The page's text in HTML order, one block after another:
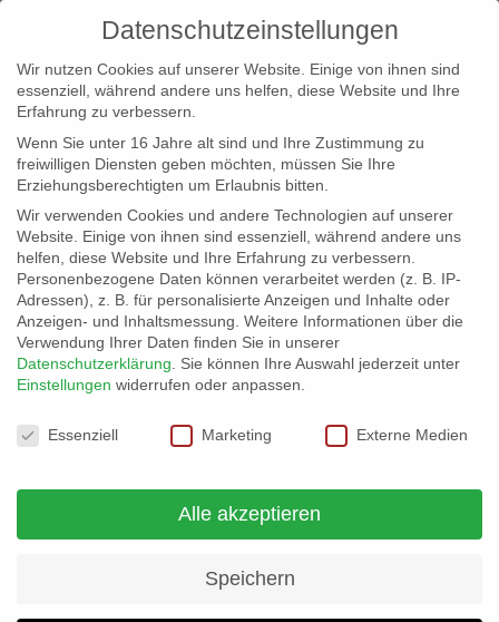
info@erfolgreich-events.de
+4940 46 777 230
Der „ungeladene Gast“ ist ein
Performer der Extraklasse.
Datenschutzeinstellungen
Wir nutzen Cookies auf unserer Website. Einige von ihnen sind
essenziell, während andere uns helfen, diese Website und Ihre
Erfahrung zu verbessern.
Wenn Sie unter 16 Jahre alt sind und Ihre Zustimmung zu
freiwilligen Diensten geben möchten, müssen Sie Ihre
Erziehungsberechtigten um Erlaubnis bitten.
Wir verwenden Cookies und andere Technologien auf unserer
Website. Einige von ihnen sind essenziell, während andere uns
helfen, diese Website und Ihre Erfahrung zu verbessern.
Personenbezogene Daten können verarbeitet werden (z. B. IP-
Adressen), z. B. für personalisierte Anzeigen und Inhalte oder
Anzeigen- und Inhaltsmessung. Weitere Informationen über die
Verwendung Ihrer Daten finden Sie in unserer
Datenschutzerklärung
Sie können Ihre Auswahl jederzeit unter
Einstellungen widerrufen oder anpassen.
Datenschutzeinstellungen
Essenziell Marketing Externe Medien
Alle akzeptieren
Speichern